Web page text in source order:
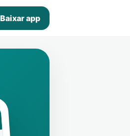
Baixar app